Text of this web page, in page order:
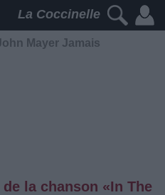
La Coccinelle
Mayer Jamais
la chanson «In The